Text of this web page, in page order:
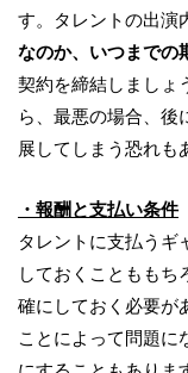
す。タレントの出演
なのか、いつまでの
契約を締結しましょ
ら、最悪の場合、後
展してしまう恐れも
・報酬と支払い条件
タレントに支払うギ
しておくことももち
確にしておく必要が
ことによって問題に